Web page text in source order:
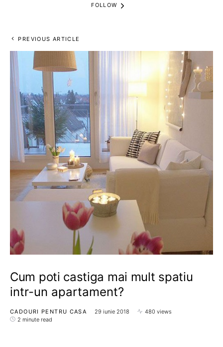
FOLLOW
PREVIOUS ARTICLE
Cum poti castiga mai mult spatiu
intr-un apartament?
CADOURI PENTRU CASA 29 iunie 2018
480 views
2 minute read